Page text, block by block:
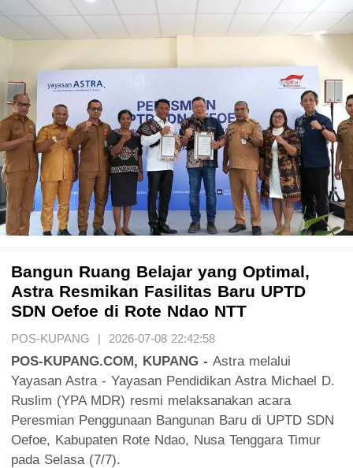
Bangun Ruang Belajar yang Optimal,
Astra Resmikan Fasilitas Baru UPTD
SDN Oefoe di Rote Ndao NTT
POS-KUPANG | 2026-07-08 22:42:58
POS-KUPANG.COM, KUPANG - Astra melalui
Yayasan Astra - Yayasan Pendidikan Astra Michael D.
Ruslim (YPA MDR) resmi melaksanakan acara
Peresmian Penggunaan Bangunan Baru di UPTD SDN
Oefoe, Kabupaten Rote Ndao, Nusa Tenggara Timur
pada Selasa (7/7).